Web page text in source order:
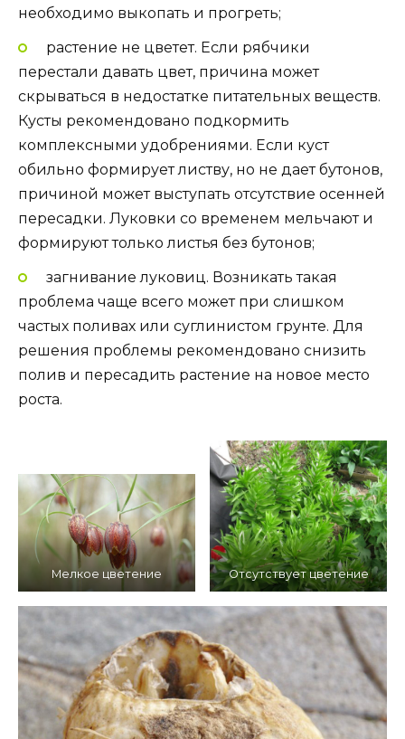
необходимо выкопать и прогреть;
растение не цветет. Если рябчики
перестали давать цвет, причина может
скрываться в недостатке питательных веществ.
Кусты рекомендовано подкормить
комплексными удобрениями. Если куст
обильно формирует листву, но не дает бутонов,
причиной может выступать отсутствие осенней
пересадки. Луковки со временем мельчают и
формируют только листья без бутонов;
загнивание луковиц. Возникать такая
проблема чаще всего может при слишком
частых поливах или суглинистом грунте. Для
решения проблемы рекомендовано снизить
полив и пересадить растение на новое место
роста.
Мелкое цветение Отсутствует цветение